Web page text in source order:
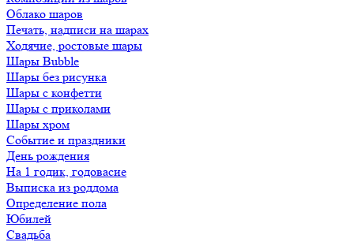
Облако шаров
Печать, надписи на шарах
Ходячие, ростовые шары
Шары Bubble
Шары без рисунка
Шары с конфетти
Шары с приколами
Шары хром
Событие и праздники
День рождения
На 1 годик, годовасие
Выписка из роддома
Определение пола
Юбилей
Свадьба